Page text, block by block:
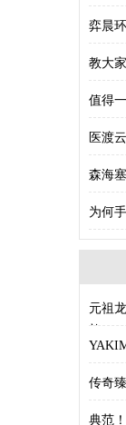
弈晨
教大
值得
医渡
森海
为何
元祖
礼
传奇
典范